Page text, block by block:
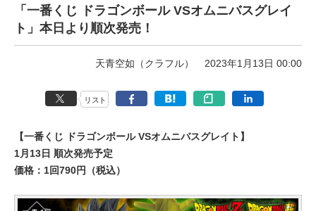
「一番くじ ドラゴンボール VSオムニバスグレイ
ト」本日より順次発売！
天青空如（クラフル） 2023年1月13日 00:00
リスト
【一番くじ ドラゴンボール VSオムニバスグレイト】
1月13日 順次発売予定
価格：1回790円（税込）